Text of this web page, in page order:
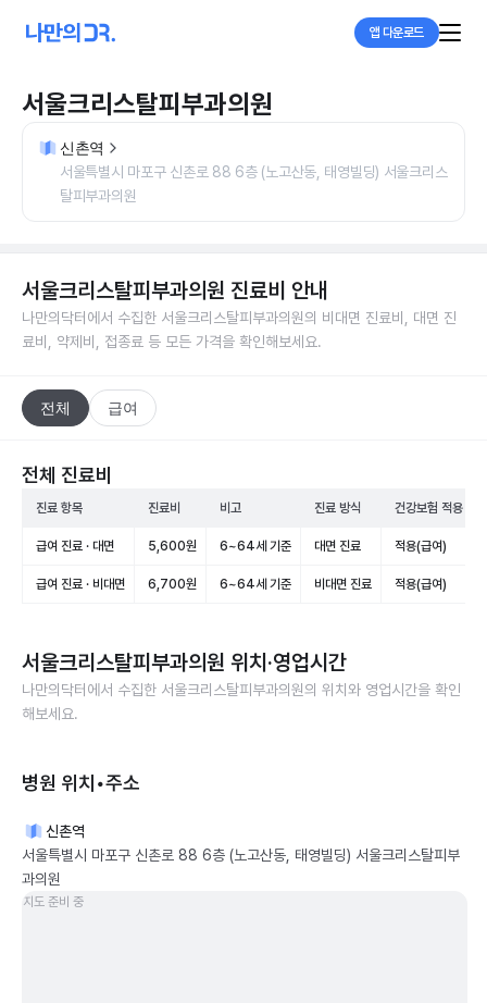
앱 다운로드
서울크리스탈피부과의원
신촌역
서울특별시 마포구 신촌로 88 6층 (노고산동, 태영빌딩) 서울크리스
탈피부과의원
서울크리스탈피부과의원 진료비 안내
나만의닥터에서 수집한 서울크리스탈피부과의원의 비대면 진료비, 대면 진
료비, 약제비, 접종료 등 모든 가격을 확인해보세요.
전체 급여
전체 진료비
진료 항목 진료비 비고 진료 방식 건강보험 적용
급여 진료 · 대면 5,600원 6~64세 기준 대면 진료 적용(급여)
급여 진료 · 비대면 6,700원 6~64세 기준 비대면 진료 적용(급여)
서울크리스탈피부과의원 위치·영업시간
나만의닥터에서 수집한 서울크리스탈피부과의원의 위치와 영업시간을 확인
해보세요.
병원 위치•주소
신촌역
서울특별시 마포구 신촌로 88 6층 (노고산동, 태영빌딩) 서울크리스탈피부
과의원
지도 준비 중